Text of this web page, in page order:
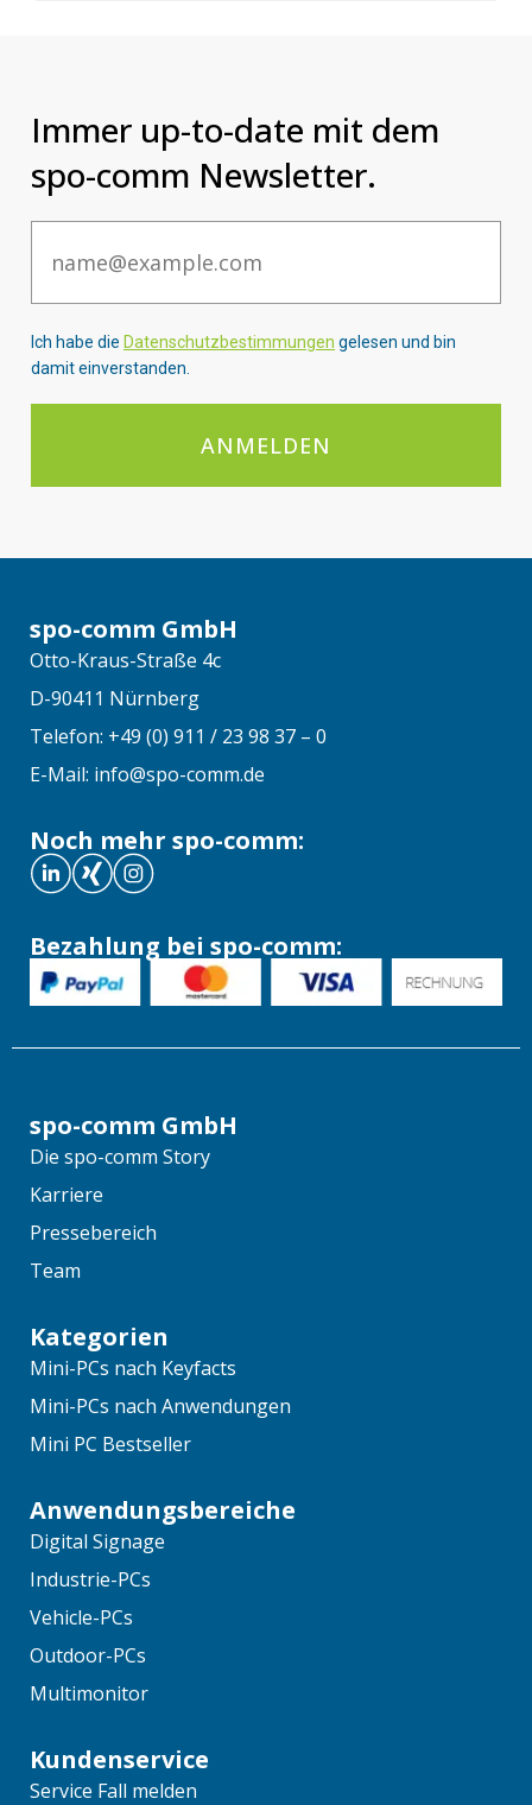
Immer up-to-date mit dem
spo-comm Newsletter.
Ich habe die Datenschutzbestimmungen gelesen und bin
damit einverstanden.
ANMELDEN
spo-comm GmbH
Otto-Kraus-Straße 4c
D-90411 Nürnberg
Telefon: +49 (0) 911 / 23 98 37 – 0
E-Mail: info@spo-comm.de
Noch mehr spo-comm:
Bezahlung bei spo-comm:
spo-comm GmbH
Die spo-comm Story
Karriere
Pressebereich
Team
Kategorien
Mini-PCs nach Keyfacts
Mini-PCs nach Anwendungen
Mini PC Bestseller
Anwendungsbereiche
Digital Signage
Industrie-PCs
Vehicle-PCs
Outdoor-PCs
Multimonitor
Kundenservice
Service Fall melden